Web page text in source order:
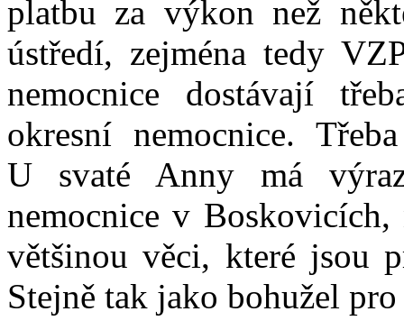
platbu za výkon než
ústředí, zejména tedy
nemocnice dostávají
okresní nemocnice.
U svaté Anny má
nemocnice v
většinou věci, které jsou
Stejně tak jako bohužel